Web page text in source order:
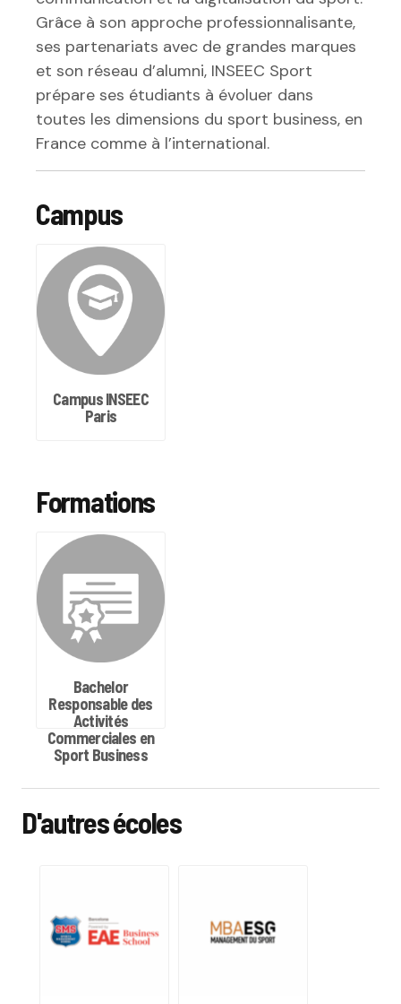
Grâce à son approche professionnalisante,
ses partenariats avec de grandes marques
et son réseau d’alumni, INSEEC Sport
prépare ses étudiants à évoluer dans
toutes les dimensions du sport business, en
France comme à l’international.
Campus
Campus INSEEC
Paris
Formations
Bachelor
Responsable des
Activités
Commerciales en
Sport Business
D'autres écoles